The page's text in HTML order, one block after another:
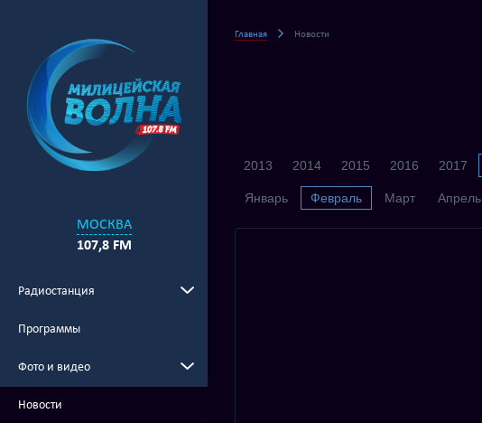
МОСКВА
107,8 FM
Радиостанция
Программы
Фото и видео
Новости
Главная Новости
2013 2014 2015 2016 2017
Январь Февраль Март Апрель